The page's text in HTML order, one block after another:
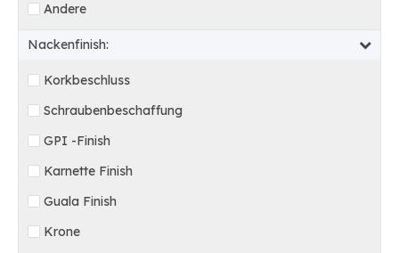
Andere
Nackenfinish:
Korkbeschluss
Schraubenbeschaffung
GPI -Finish
Karnette Finish
Guala Finish
Krone